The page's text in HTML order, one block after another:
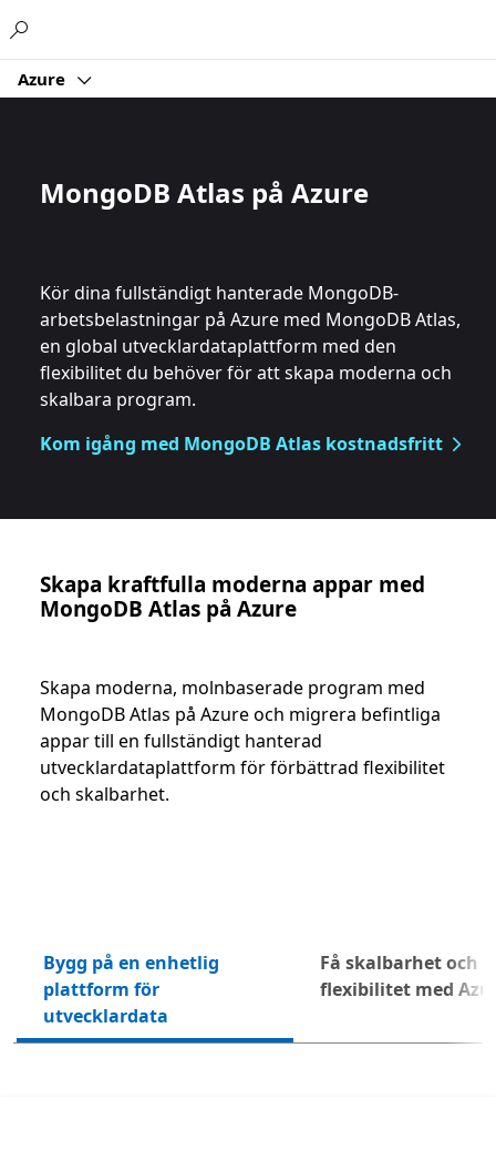
Azure
MongoDB Atlas på Azure
Kör dina fullständigt hanterade MongoDB-
arbetsbelastningar på Azure med MongoDB Atlas,
en global utvecklardataplattform med den
flexibilitet du behöver för att skapa moderna och
skalbara program.
Kom igång med MongoDB Atlas kostnadsfritt
Skapa kraftfulla moderna appar med
MongoDB Atlas på Azure
Skapa moderna, molnbaserade program med
MongoDB Atlas på Azure och migrera befintliga
appar till en fullständigt hanterad
utvecklardataplattform för förbättrad flexibilitet
och skalbarhet.
Bygg på en enhetlig
plattform för
utvecklardata
Få skalbarhet och
flexibilitet med